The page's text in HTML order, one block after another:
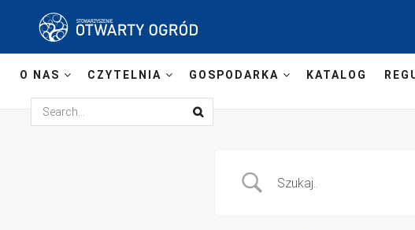
O NAS CZYTELNIA GOSPODARKA KATALOG